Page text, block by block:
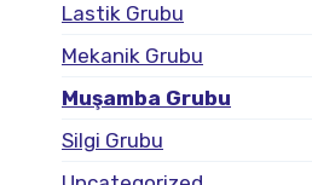
Lastik Grubu
Mekanik Grubu
Muşamba Grubu
Silgi Grubu